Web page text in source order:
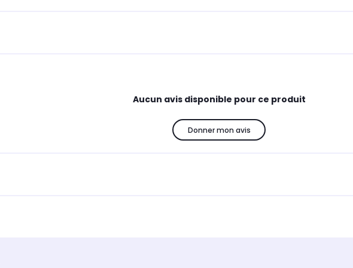
Aucun avis disponible pour ce produit
Donner mon avis